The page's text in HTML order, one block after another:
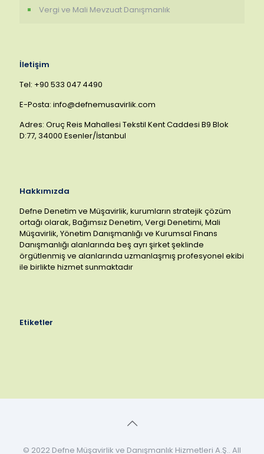
Vergi ve Mali Mevzuat Danışmanlık
İletişim
Tel: +90 533 047 4490
E-Posta: info@defnemusavirlik.com
Adres: Oruç Reis Mahallesi Tekstil Kent Caddesi B9 Blok
D:77, 34000 Esenler/İstanbul
Hakkımızda
Defne Denetim ve Müşavirlik, kurumların stratejik çözüm
ortağı olarak, Bağımsız Denetim, Vergi Denetimi, Mali
Müşavirlik, Yönetim Danışmanlığı ve Kurumsal Finans
Danışmanlığı alanlarında beş ayrı şirket şeklinde
örgütlenmiş ve alanlarında uzmanlaşmış profesyonel ekibi
ile birlikte hizmet sunmaktadır
Etiketler
© 2022 Defne Müşavirlik ve Danışmanlık Hizmetleri A.Ş.. All